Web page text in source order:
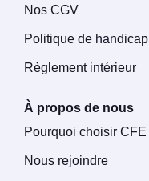
Nos CGV
Politique de handicap
Règlement intérieur
À propos de nous
Pourquoi choisir CFE
Nous rejoindre